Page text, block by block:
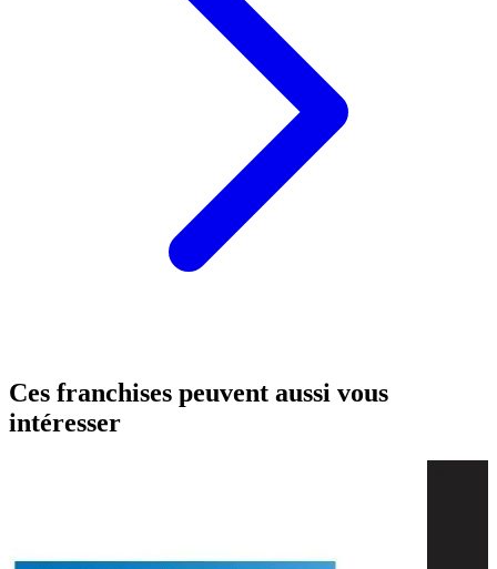
Ces franchises peuvent aussi vous
intéresser